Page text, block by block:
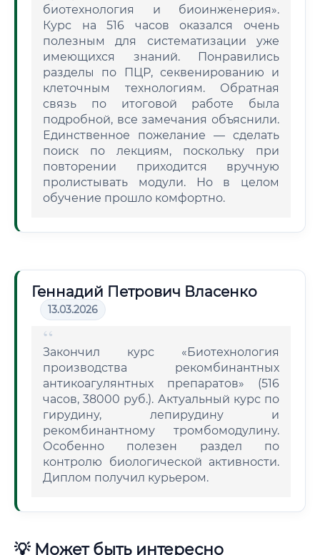
биотехнология и биоинженерия».
Курс на 516 часов оказался очень
полезным для систематизации уже
имеющихся знаний. Понравились
разделы по ПЦР, секвенированию и
клеточным технологиям. Обратная
связь по итоговой работе была
подробной, все замечания объяснили.
Единственное пожелание — сделать
поиск по лекциям, поскольку при
повторении приходится вручную
пролистывать модули. Но в целом
обучение прошло комфортно.
Геннадий Петрович Власенко
13.03.2026
Закончил курс «Биотехнология
производства рекомбинантных
антикоагулянтных препаратов» (516
часов, 38000 руб.). Актуальный курс по
гирудину, лепирудину и
рекомбинантному тромбомодулину.
Особенно полезен раздел по
контролю биологической активности.
Диплом получил курьером.
💡 Может быть интересно